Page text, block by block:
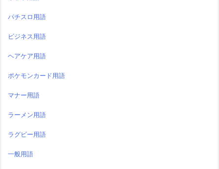
パチスロ用語
ビジネス用語
ヘアケア用語
ポケモンカード用語
マナー用語
ラーメン用語
ラグビー用語
一般用語